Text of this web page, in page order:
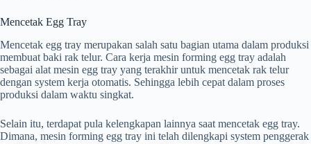
Mencetak Egg Tray
Mencetak egg tray merupakan salah satu bagian utama dalam produksi
membuat baki rak telur. Cara kerja mesin forming egg tray adalah
sebagai alat mesin egg tray yang terakhir untuk mencetak rak telur
dengan system kerja otomatis. Sehingga lebih cepat dalam proses
produksi dalam waktu singkat.
Selain itu, terdapat pula kelengkapan lainnya saat mencetak egg tray.
Dimana, mesin forming egg tray ini telah dilengkapi system penggerak